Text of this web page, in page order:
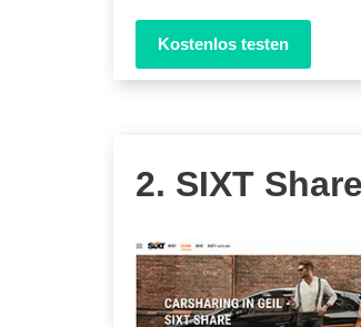
Kostenlos testen
2. SIXT Share